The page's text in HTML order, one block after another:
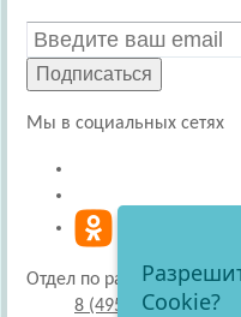
Подписаться
Мы в социальных сетях
Отдел по работе с
8 (495) 220-51-30
Cookie?